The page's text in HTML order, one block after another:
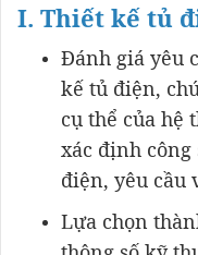
I. Thiết kế tủ
Đánh giá yêu
kế tủ điện,
cụ thể của hệ
xác định
điện, yêu cầu
Lựa chọn